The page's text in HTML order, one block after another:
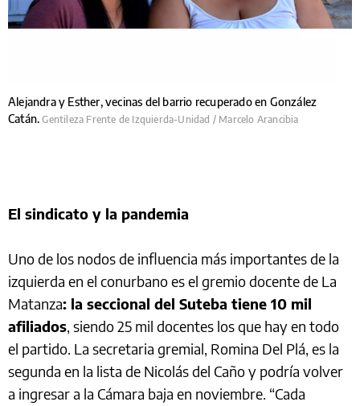
Alejandra y Esther, vecinas del barrio recuperado en González
Catán.Gentileza Frente de Izquierda-Unidad / Marcelo Arancibia
El sindicato y la pandemia
Uno de los nodos de influencia más importantes de la
izquierda en el conurbano es el gremio docente de La
Matanza: la seccional del Suteba tiene 10 mil
afiliados, siendo 25 mil docentes los que hay en todo
el partido. La secretaria gremial, Romina Del Plá, es la
segunda en la lista de Nicolás del Caño y podría volver
a ingresar a la Cámara baja en noviembre. “Cada